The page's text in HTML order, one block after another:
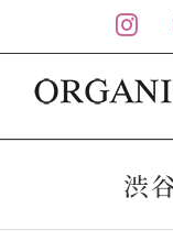
to
content
渋